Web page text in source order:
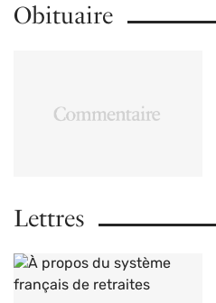
Obituaire
Lettres